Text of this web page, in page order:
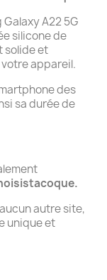
A22 5G
silicone de
solide et
appareil.
des
sa durée de
autre site,
unique et